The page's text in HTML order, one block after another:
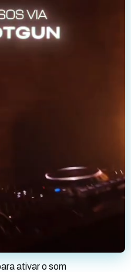
ativar o som